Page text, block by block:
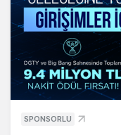
SPONSORLU